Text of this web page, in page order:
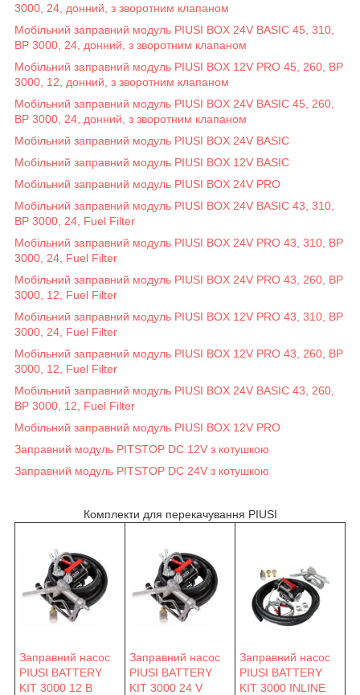
3000, 24, донний, з зворотним клапаном
Мобільний заправний модуль PIUSI BOX 24V BASIC 45, 310,
BP 3000, 24, донний, з зворотним клапаном
Мобільний заправний модуль PIUSI BOX 12V PRO 45, 260, BP
3000, 12, донний, з зворотним клапаном
Мобільний заправний модуль PIUSI BOX 24V BASIC 45, 260,
BP 3000, 24, донний, з зворотним клапаном
Мобільний заправний модуль PIUSI BOX 24V BASIC
Мобільний заправний модуль PIUSI BOX 12V BASIC
Мобільний заправний модуль PIUSI BOX 24V PRO
Мобільний заправний модуль PIUSI BOX 24V BASIC 43, 310,
BP 3000, 24, Fuel Filter
Мобільний заправний модуль PIUSI BOX 24V PRO 43, 310, BP
3000, 24, Fuel Filter
Мобільний заправний модуль PIUSI BOX 24V PRO 43, 260, BP
3000, 12, Fuel Filter
Мобільний заправний модуль PIUSI BOX 12V PRO 43, 310, BP
3000, 24, Fuel Filter
Мобільний заправний модуль PIUSI BOX 12V PRO 43, 260, BP
3000, 12, Fuel Filter
Мобільний заправний модуль PIUSI BOX 24V BASIC 43, 260,
BP 3000, 12, Fuel Filter
Мобільний заправний модуль PIUSI BOX 12V PRO
Заправний модуль PITSTOP DC 12V з котушкою
Заправний модуль PITSTOP DC 24V з котушкою
Комплекти для перекачування PIUSI
Заправний насос
PIUSI BATTERY
KIT 3000 12 В
Заправний насос
PIUSI BATTERY
KIT 3000 24 V
Заправний насос
PIUSI BATTERY
KIT 3000 INLINE